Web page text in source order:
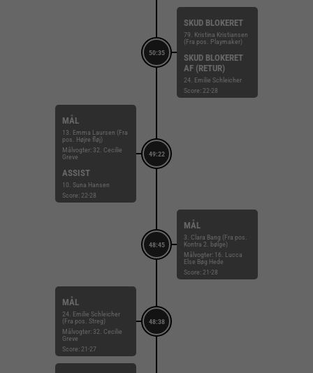
50:35
SKUD BLOKERET
79. Kristina Kristiansen
(Fra pos. Playmaker)
SKUD BLOKERET
AF (RETUR)
24. Emilie Schleicher
Score: 22-28
49:22
MÅL
13. Emma Laursen (Fra
pos. Højre fløj)
Målvogter: 32. Cecilie
Greve
ASSIST
10. Suna Hansen
Score: 22-28
48:45
MÅL
3. Clara Bang (Fra pos.
Kontra 2. bølge)
Målvogter: 16. Lucca
Else Bøg Hede
Score: 21-28
48:38
MÅL
24. Emilie Schleicher
(Fra pos. Streg)
Målvogter: 32. Cecilie
Greve
Score: 21-27